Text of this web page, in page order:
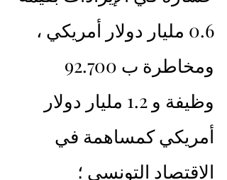
0.6 مليار دولار أمريكي ،
وظيفة و 1.2 مليار دولار
أمريكي كمساهمة في
الاقتصاد التونسي ؛